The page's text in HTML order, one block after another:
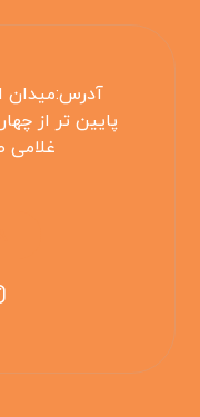
آدرس:میدان
پایین تر از
غلامی